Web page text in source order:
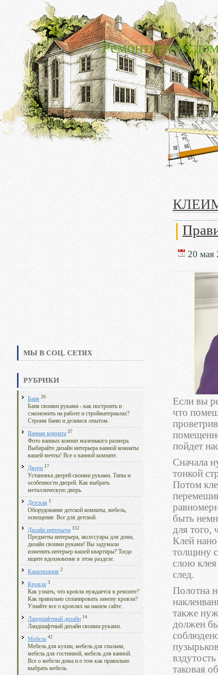
Ремонтируем
МЫ В СОЦ. СЕТЯХ
РУБРИКИ
Баня 20
Баня своими руками - как построить и
сэкономить на работе и стройматериалах?
Строим баню и делимся опытом.
Ванная комната 37
Фото ванных комнат маленького размера.
Выбирайте дизайн интерьера ванной комнаты
вашей мечты! Все о ванной комнате.
Двери 17
Установка дверей своими руками. Типы и
особенности дверей. Как выбрать
металлическую дверь.
Детская 1
Оборудование детской комнаты, мебель,
освещение. Все для детской.
Дизайн интерьера 152
Предметы интерьера, аксессуары для дома,
дизайн своими руками! Вы задумали
изменить интерьер вашей квартиры? Тогда
ищите вдохновение в этом разделе.
Канализация 2
Кровля 3
Как узнать, что кровля нуждается в ремонте?
Как правильно спланировать замену кровли?
Узнайте все о кровлях на нашем сайте.
Ландшафтный дизайн 14
Ландшафтный дизайн своими руками.
Мебель 42
Мебель для кухни, мебель для спальни,
мебель для гостинной, мебель для ванной.
Все о мебели дома и о том как правильно
выбрать мебель.
20 мая
Если вы
что
пойдет
Сначала
тонкой
Потом
быть
для того,
Клей
толщину
слою
след.
Полотна
также
должен
таковая